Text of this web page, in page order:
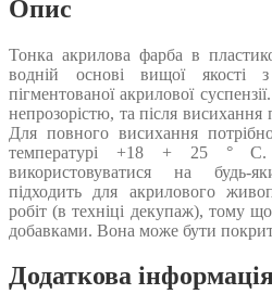
Опис
Тонка акрилова фарба в
водній основі вищої якості
пігментованої акрилової
непрозорістю, та після
Для повного висихання
температурі +18 + 25 °
використовуватися на будь-
підходить для акрилового
робіт (в техніці декупаж), тому
добавками. Вона може бути
Додаткова